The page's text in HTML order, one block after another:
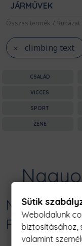
JÁRMŰVEK
Összes termék / Ruházat
climbing text
CSALÁD
VICCES
SPORT
ZENE
Nincs találat
Férfi Póló"
Sütik
Weboldalunk
biztosításához,
valamint